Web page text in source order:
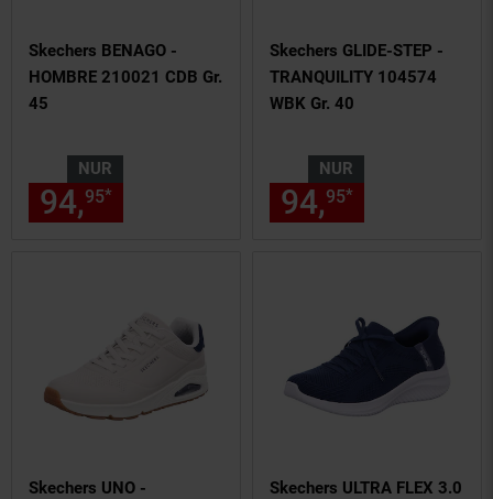
Skechers BENAGO -
HOMBRE 210021 CDB Gr.
45
NUR
94,95* € Sternchen
Skechers GLIDE-STEP -
TRANQUILITY 104574
WBK Gr. 40
NUR
94,95*
Skechers UNO -
Skechers ULTRA FLEX 3.0